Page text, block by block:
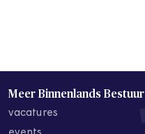
Meer Binnenlands Bestuur
vacatures